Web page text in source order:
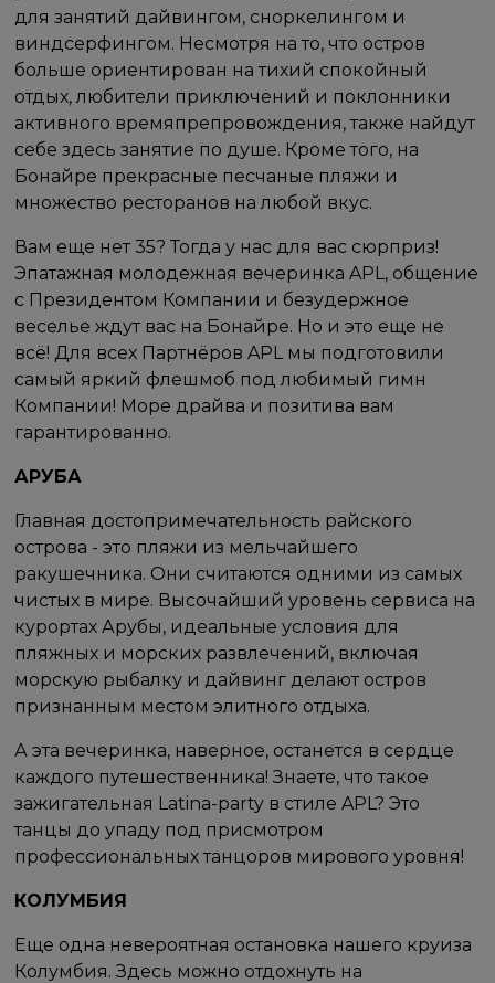
для занятий дайвингом, сноркелингом и
виндсерфингом. Несмотря на то, что остров
больше ориентирован на тихий спокойный
отдых, любители приключений и поклонники
активного времяпрепровождения, также найдут
себе здесь занятие по душе. Кроме того, на
Бонайре прекрасные песчаные пляжи и
множество ресторанов на любой вкус.
Вам еще нет 35? Тогда у нас для вас сюрприз!
Эпатажная молодежная вечеринка APL, общение
с Президентом Компании и безудержное
веселье ждут вас на Бонайре. Но и это еще не
всё! Для всех Партнёров APL мы подготовили
самый яркий флешмоб под любимый гимн
Компании! Море драйва и позитива вам
гарантированно.
АРУБА
Главная достопримечательность райского
острова - это пляжи из мельчайшего
ракушечника. Они считаются одними из самых
чистых в мире. Высочайший уровень сервиса на
курортах Арубы, идеальные условия для
пляжных и морских развлечений, включая
морскую рыбалку и дайвинг делают остров
признанным местом элитного отдыха.
А эта вечеринка, наверное, останется в сердце
каждого путешественника! Знаете, что такое
зажигательная Latina-party в стиле APL? Это
танцы до упаду под присмотром
профессиональных танцоров мирового уровня!
КОЛУМБИЯ
Еще одна невероятная остановка нашего круиза
Колумбия. Здесь можно отдохнуть на